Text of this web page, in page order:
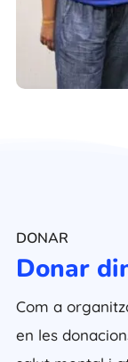
DONAR
Donar
Com a
en les